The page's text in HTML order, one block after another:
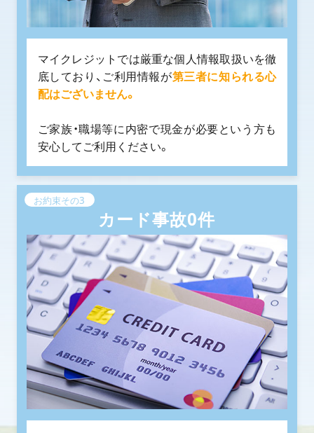
マイクレジットでは厳重な個人情報取扱いを徹
底しており、ご利用情報が第三者に知られる心
配はございません。
ご家族・職場等に内密で現金が必要という方も
安心してご利用ください。
お約束その3
カード事故0件